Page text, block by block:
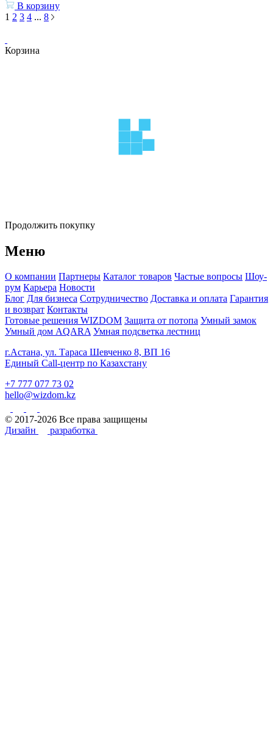
В корзину
1 2 3 4 ... 8
Корзина
Продолжить покупку
Меню
О компании Партнеры Каталог товаров Частые вопросы Шоу-
рум Карьера Новости
Блог Для бизнеса Сотрудничество Доставка и оплата Гарантия
и возврат Контакты
Готовые решения WIZDOM Защита от потопа Умный замок
Умный дом AQARA Умная подсветка лестниц
г.Астана, ул. Тараса Шевченко 8, ВП 16
Единый Call-центр по Казахстану
+7 777 077 73 02
hello@wizdom.kz
© 2017-2026 Все права защищены
Дизайн
разработка